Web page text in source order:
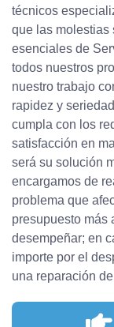
técnicos
que las molestias
esenciales de
todos nuestros
nuestro trabajo
rapidez y
cumpla con los
satisfacción en
será su solución
encargamos de
problema que
presupuesto más
desempeñar; en
importe por el
una reparación